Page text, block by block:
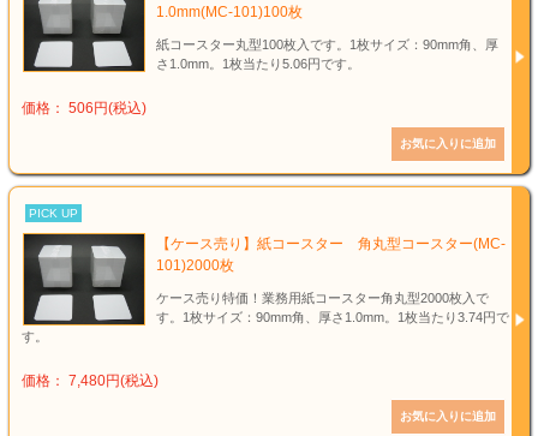
1.0mm(MC-101)100枚
紙コースター丸型100枚入です。1枚サイズ：90mm角、厚
さ1.0mm。1枚当たり5.06円です。
価格： 506円(税込)
PICK UP
【ケース売り】紙コースター 角丸型コースター(MC-
101)2000枚
ケース売り特価！業務用紙コースター角丸型2000枚入で
す。1枚サイズ：90mm角、厚さ1.0mm。1枚当たり3.74円で
す。
価格： 7,480円(税込)